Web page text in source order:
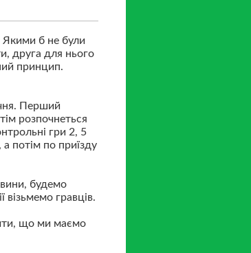
Якими б не були
друга для нього
принцип.
Перший
розпочнеться
гри 2, 5
потім по приїзду
будемо
гравців.
що ми маємо